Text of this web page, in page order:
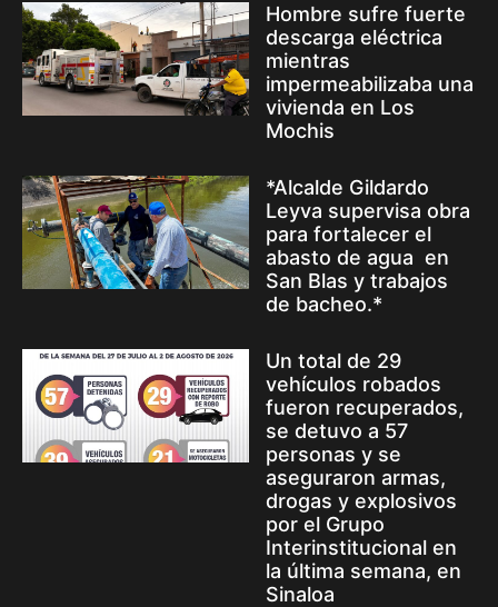
Hombre sufre fuerte
descarga eléctrica
mientras
impermeabilizaba una
vivienda en Los
Mochis
*Alcalde Gildardo
Leyva supervisa obra
para fortalecer el
abasto de agua en
San Blas y trabajos
de bacheo.*
Un total de 29
vehículos robados
fueron recuperados,
se detuvo a 57
personas y se
aseguraron armas,
drogas y explosivos
por el Grupo
Interinstitucional en
la última semana, en
Sinaloa